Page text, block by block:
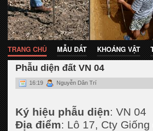
TRANG CHỦ MẪU ĐẤT KHOÁNG VẬT
Phẫu diện đất VN 04
16:19 Nguyễn Dân Trí
Ký hiệu phẫu diện: VN 04
Địa điểm: Lô 17, Cty